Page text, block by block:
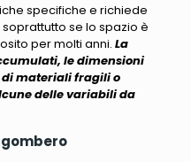
specifiche e richiede
soprattutto se lo spazio è
per molti anni. La
le dimensioni
di materiali fragili o
delle variabili da